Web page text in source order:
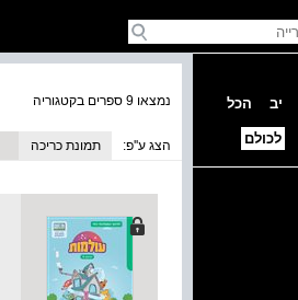
יב הכל
לכולם
נמצאו 9 ספרים בקטגוריה
הצג ע''פ: תמונת כריכה